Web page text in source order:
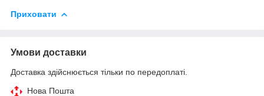
Приховати
Умови доставки
Доставка здійснюється тільки по передоплаті.
Нова Пошта